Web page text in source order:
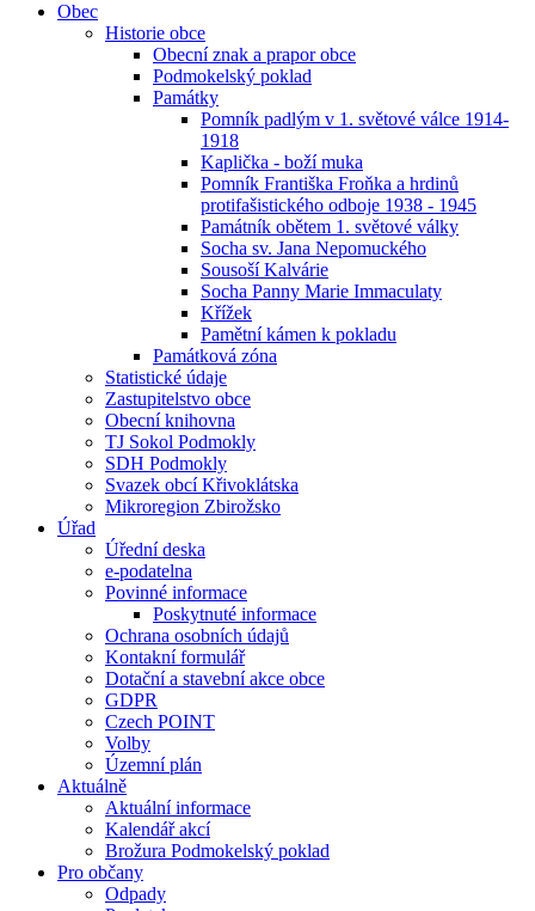
Obec
Historie obce
Obecní znak a prapor obce
Podmokelský poklad
Památky
Pomník padlým v 1. světové válce 1914-
1918
Kaplička - boží muka
Pomník Františka Froňka a hrdinů
protifašistického odboje 1938 - 1945
Památník obětem 1. světové války
Socha sv. Jana Nepomuckého
Sousoší Kalvárie
Socha Panny Marie Immaculaty
Křížek
Pamětní kámen k pokladu
Památková zóna
Statistické údaje
Zastupitelstvo obce
Obecní knihovna
TJ Sokol Podmokly
SDH Podmokly
Svazek obcí Křivoklátska
Mikroregion Zbirožsko
Úřad
Úřední deska
e-podatelna
Povinné informace
Poskytnuté informace
Ochrana osobních údajů
Kontakní formulář
Dotační a stavební akce obce
GDPR
Czech POINT
Volby
Územní plán
Aktuálně
Aktuální informace
Kalendář akcí
Brožura Podmokelský poklad
Pro občany
Odpady